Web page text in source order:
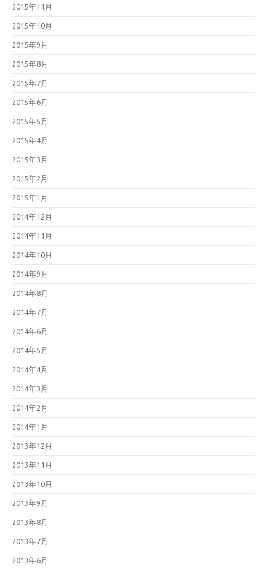
2015年11月
2015年10月
2015年9月
2015年8月
2015年7月
2015年6月
2015年5月
2015年4月
2015年3月
2015年2月
2015年1月
2014年12月
2014年11月
2014年10月
2014年9月
2014年8月
2014年7月
2014年6月
2014年5月
2014年4月
2014年3月
2014年2月
2014年1月
2013年12月
2013年11月
2013年10月
2013年9月
2013年8月
2013年7月
2013年6月